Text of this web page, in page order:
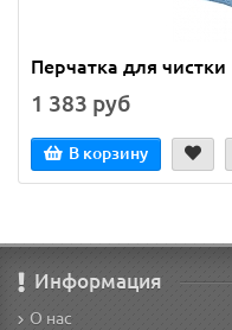
Перчатка для чистки
1 383 руб
В корзину
Информация
О нас